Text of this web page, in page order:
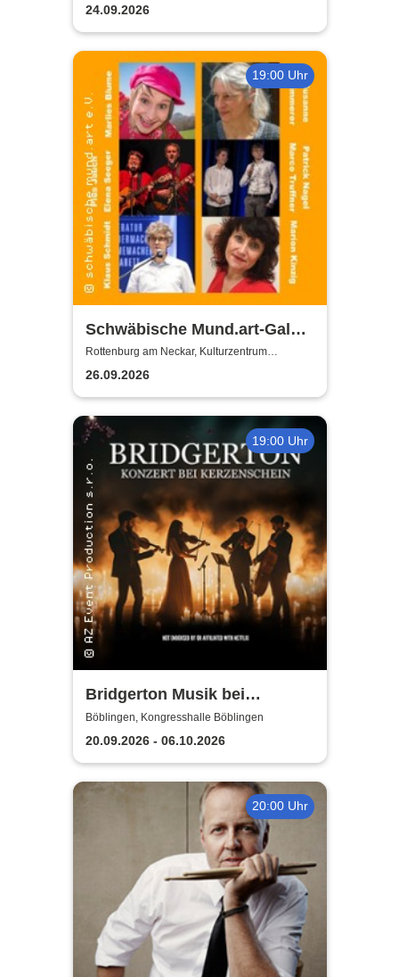
Eintracht
24.09.2026
19:00 Uhr
Schwäbische Mund.art-Gala -
Blaupreisträger*innen von
2002 bis 2025
Rottenburg am Neckar, Kulturzentrum
Zehntscheuer
26.09.2026
19:00 Uhr
Bridgerton Musik bei
Kerzenschein
Böblingen, Kongresshalle Böblingen
20.09.2026 - 06.10.2026
20:00 Uhr